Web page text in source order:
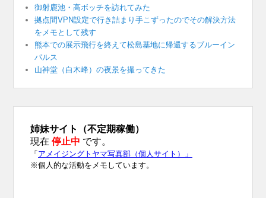
御射鹿池・高ボッチを訪れてみた
拠点間VPN設定で行き詰まり手こずったのでその解決方法
をメモとして残す
熊本での展示飛行を終えて松島基地に帰還するブルーイン
パルス
山神堂（白木峰）の夜景を撮ってきた